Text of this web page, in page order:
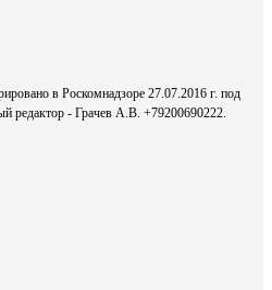
в Роскомнадзоре 27.07.2016 г. под
- Грачев А.В. +79200690222.